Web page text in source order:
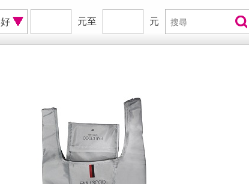
位
元至
位
元
搜
尋